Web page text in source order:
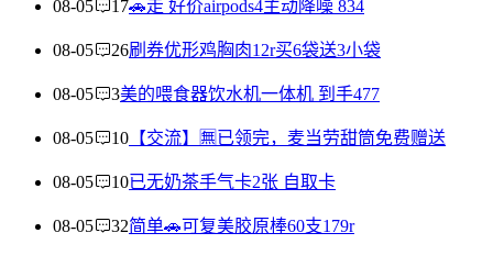
08-05 17🚗走 好价airpods4主动降噪 834
08-05 26刷券优形鸡胸肉12r买6袋送3小袋
08-05 3美的喂食器饮水机一体机 到手477
08-05 10 【交流】🈚已领完，麦当劳甜筒免费赠送
08-05 10已无奶茶手气卡2张 自取卡
08-05 32简单🚗可复美胶原棒60支179r